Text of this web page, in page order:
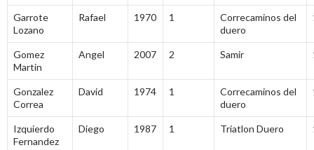
Garrote
Lozano
Rafael 1970 1
Correcaminos del
duero
Gomez
Martin
Angel 2007 2 Samir
Gonzalez
Correa
David 1974 1
Correcaminos del
duero
Izquierdo
Fernandez
Diego 1987 1 Triatlon Duero